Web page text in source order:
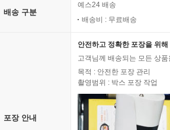
배송 구분
예스24 배송
배송비 : 무료배송
포장 안내
안전하고 정확한 포장을 위
고객님께 배송되는 모든 상
목적 : 안전한 포장 관리
촬영범위 : 박스 포장 작업